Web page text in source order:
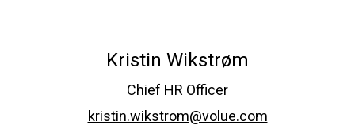
Kristin Wikstrøm
Chief HR Officer
kristin.wikstrom@volue.com